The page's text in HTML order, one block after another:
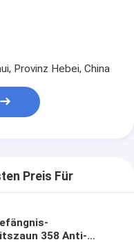
Provinz Hebei, China
Preis Für
358 Anti-